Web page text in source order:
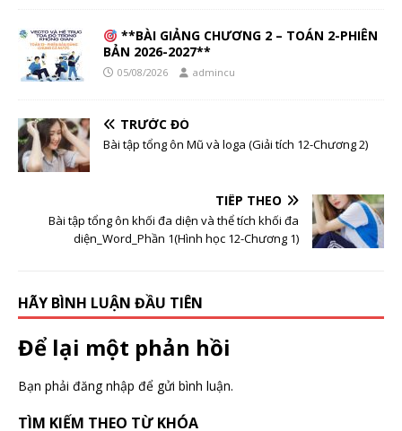
**BÀI GIẢNG CHƯƠNG 2 – TOÁN 2-PHIÊN
BẢN 2026-2027**
05/08/2026 admincu
TRƯỚC ĐÓ
Bài tập tổng ôn Mũ và loga (Giải tích 12-Chương 2)
TIẾP THEO
Bài tập tổng ôn khối đa diện và thể tích khối đa
diện_Word_Phần 1(Hình học 12-Chương 1)
HÃY BÌNH LUẬN ĐẦU TIÊN
Để lại một phản hồi
Bạn phải đăng nhập để gửi bình luận.
TÌM KIẾM THEO TỪ KHÓA